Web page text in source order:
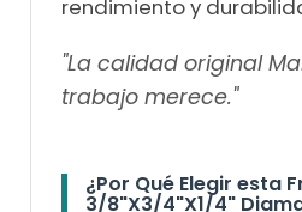
rendimiento y
"La calidad original
trabajo merece."
¿Por Qué Elegir esta
3/8"X3/4"X1/4"